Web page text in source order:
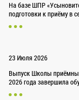
На базе ШПР
подготовки к приёму в
23 Июля 2026
Выпуск Школы
2026 года завершила